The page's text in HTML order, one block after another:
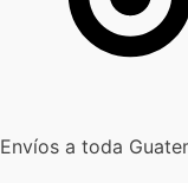
Envíos a toda